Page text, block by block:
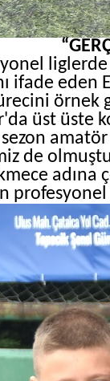
ifade
örnek
üst üste
de
adına
profesyonel